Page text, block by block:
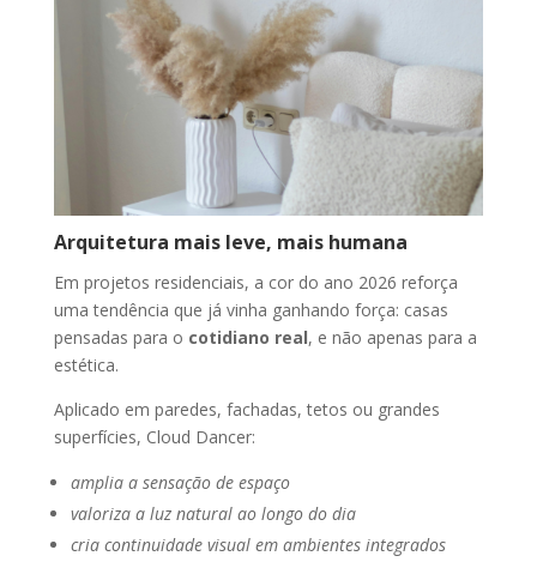
Arquitetura mais leve, mais humana
Em projetos residenciais, a cor do ano 2026 reforça
uma tendência que já vinha ganhando força: casas
pensadas para o cotidiano real, e não apenas para a
estética.
Aplicado em paredes, fachadas, tetos ou grandes
superfícies, Cloud Dancer:
amplia a sensação de espaço
valoriza a luz natural ao longo do dia
cria continuidade visual em ambientes integrados